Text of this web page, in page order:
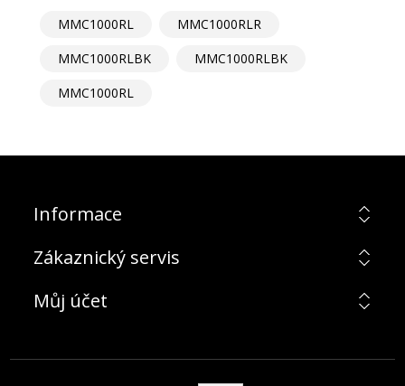
MMC1000RL
MMC1000RLR
MMC1000RLBK
MMC1000RLBK
MMC1000RL
Informace
Zákaznický servis
Můj účet